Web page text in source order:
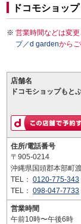
ドコモショップ
営業時間などは変
プ／d gardenからご
店舗名
ドコモショップもと
住所/電話番号
〒905-0214
沖縄県国頭郡本部町
TEL： 0120-775-343
TEL： 098-047-7733
営業時間
午前10時〜午後6時